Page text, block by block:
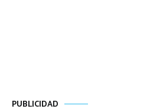
PUBLICIDAD